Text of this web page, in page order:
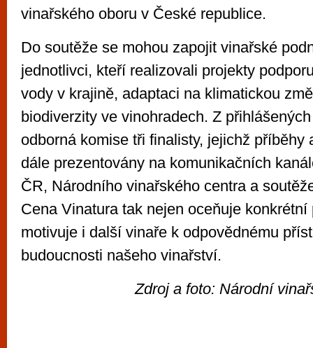
vinařského oboru v České republice.
Do soutěže se mohou zapojit vinařské
jednotlivci, kteří realizovali projekty
vody v krajině, adaptaci na klimatickou
biodiverzity ve vinohradech. Z
odborná komise tři finalisty, jejichž příběhy
dále prezentovány na komunikačních
ČR, Národního vinařského centra a
Cena Vinatura tak nejen oceňuje konkrétní
motivuje i další vinaře k odpovědnému
budoucnosti našeho vinařství.
Zdroj a foto: Národní